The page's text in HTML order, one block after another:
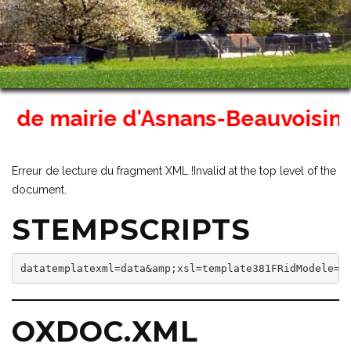
mairie d'Asnans-Beauvoisin
Erreur de lecture du fragment XML !Invalid at the top level of the
document.
STEMPSCRIPTS
OXDOC.XML